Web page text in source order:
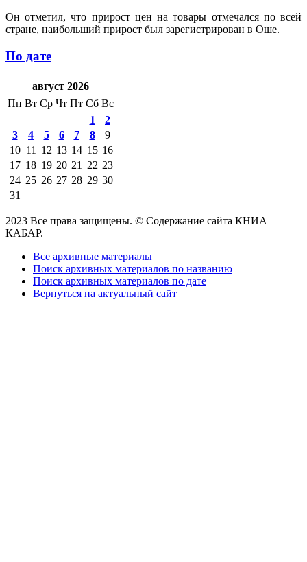
Он отметил, что прирост цен на товары отмечался по всей
стране, наибольший прирост был зарегистрирован в Оше.
По дате
август 2026
Пн Вт Ср Чт Пт Сб Вс
1
2
3
4 5 6 7 8
9
10 11 12 13 14 15 16
17 18 19 20 21 22 23
24 25 26 27 28 29 30
31
2023 Все права защищены. © Содержание сайта КНИА
КАБАР.
Все архивные материалы
Поиск архивных материалов по названию
Поиск архивных материалов по дате
Вернуться на актуальный сайт